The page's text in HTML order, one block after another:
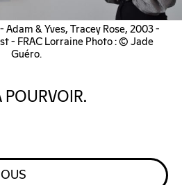
Adam & Yves, Tracey Rose, 2003 -
- FRAC Lorraine Photo : © Jade
Guéro.
POURVOIR.